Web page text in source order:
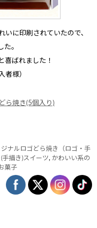
いに印刷されていたので、
た。
喜ばれました！
者様）
ら焼き(5個入り)
ジナルロゴどら焼き（ロゴ・手
手描き)スイーツ, かわいい系の
菓子